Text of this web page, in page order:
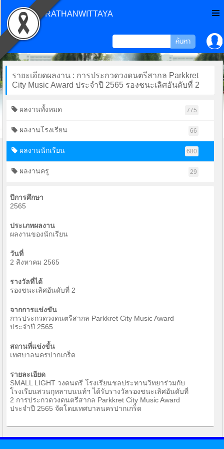
CHONPRATHANWITTAYA
รายะเอียดผลงาน : การประกวดวงดนตรีสากล Parkkret
City Music Award ประจำปี 2565 รองชนะเลิศอันดับที่ 2
ผลงานทั้งหมด 775
ผลงานโรงเรียน 66
ผลงานนักเรียน 680
ผลงานครู 29
ปีการศึกษา
2565
ประเภทผลงาน
ผลงานของนักเรียน
วันที่
2 สิงหาคม 2565
รางวัลที่ได้
รองชนะเลิศอันดับที่ 2
จากการแข่งขัน
การประกวดวงดนตรีสากล Parkkret City Music Award
ประจำปี 2565
สถานที่แข่งขั้น
เทศบาลนครปากเกร็ด
รายละเอียด
SMALL LIGHT วงดนตรี โรงเรียนชลประทานวิทยาร่วมกับ
โรงเรียนสวนกุหลาบนนท์ฯ ได้รับรางวัลรองชนะเลิศอันดับที่
2 การประกวดวงดนตรีสากล Parkkret City Music Award
ประจำปี 2565 จัดโดยเทศบาลนครปากเกร็ด